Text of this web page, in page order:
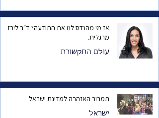
אז מי מהנדס לנו את התודעה? ד״ר לירז
מרגלית.
עולם התקשורת
תמרור האזהרה למדינת ישראל
ישראל